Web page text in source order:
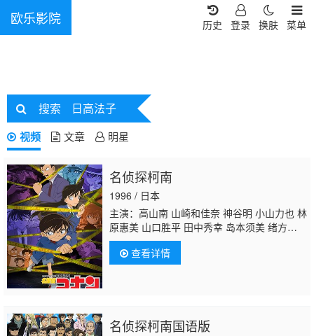
欧乐影院 菜单
换肤
登录
历史
搜索 日高法子
视频 文章 明星
名侦探柯南
1996 / 日本
主演：高山南 山崎和佳奈 神谷明 小山力也 林
原惠美 山口胜平 田中秀幸 岛本须美 绪方贤
一 堀川亮 松井菜樱子 宫村优子 岩居由希
子 大谷育江 高木涉 高岛雅罗 堀之纪 立木文
彦 小山茉美 三石琴乃 置鲇龙太郎
查看详情
名侦探柯南国语版